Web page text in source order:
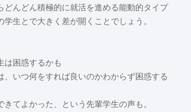
んどん積極的に就活を進める能動的タイプ
生とで大きく差が開くことでしょう。
は困惑するかも
いつ何をすれば良いのかわからず困惑する
てよかった、という先輩学生の声も。